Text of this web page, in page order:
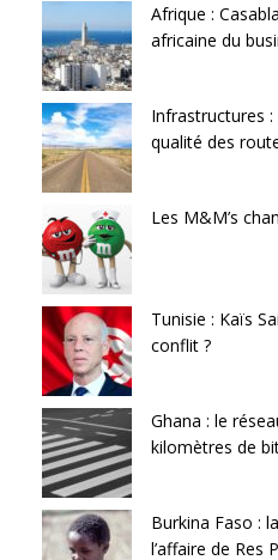
Afrique :
africaine du
Infrastructures
qualité des
Les M&M’s
Tunisie : Kaïs
conflit ?
Ghana : le
kilomètres de
Burkina Faso :
l’affaire de Res